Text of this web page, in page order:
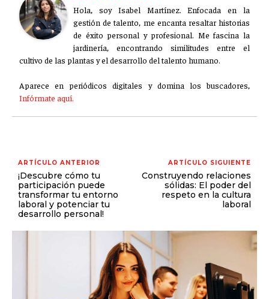
Hola, soy Isabel Martínez. Enfocada en la
gestión de talento, me encanta resaltar historias
de éxito personal y profesional. Me fascina la
jardinería, encontrando similitudes entre el
cultivo de las plantas y el desarrollo del talento humano.
Aparece en periódicos digitales y domina los buscadores,
Infórmate aquí.
ARTÍCULO ANTERIOR
¡Descubre cómo tu
participación puede
transformar tu entorno
laboral y potenciar tu
desarrollo personal!
ARTÍCULO SIGUIENTE
Construyendo relaciones
sólidas: El poder del
respeto en la cultura
laboral